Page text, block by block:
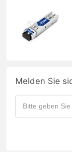
Melden Sie